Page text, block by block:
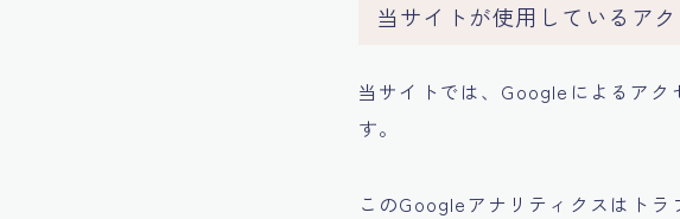
当サイトが使用しているア
当サイトでは、Googleによるア
す。
このGoogleアナリティクスはト